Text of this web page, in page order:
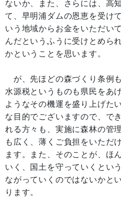
ないか、また、さらには、高
て、早明浦ダムの恩恵を受け
いう地域からお金をいただい
んだというふうに受けとめら
かということを思います。
が、先ほどの森づくり条例
水源税というものも県民をあ
ようなその機運を盛り上げた
な目的でございますので、で
れる方々も、実施に森林の管
も広く、薄くご負担をいただ
ます。また、そのことが、ほ
いく、国土を守っていくとい
ながっていくのではないかと
ります。